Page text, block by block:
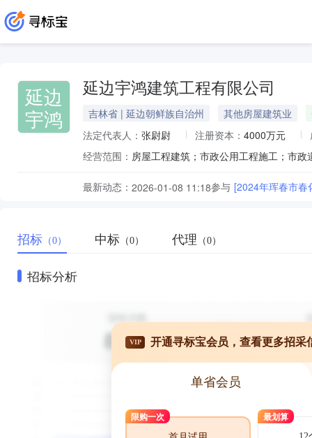
延边
宇鸿
延边宇鸿建筑工程有限公司
吉林省 | 延边朝鲜族自治州 其他房屋建筑业
法定代表人： 张尉尉 注册资本： 4000万元
经营范围：
最新动态： 2026-01-08 11:18参与 [2024年珲春市春
招标 （0） 中标 （0） 代理 （0）
招标分析
VIP 开通寻标宝会员，查看更多招采
单省会员
限购一次 最划算